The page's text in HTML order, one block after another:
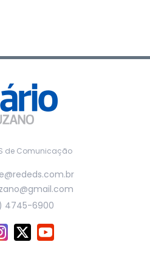
de Comunicação
4745-6900